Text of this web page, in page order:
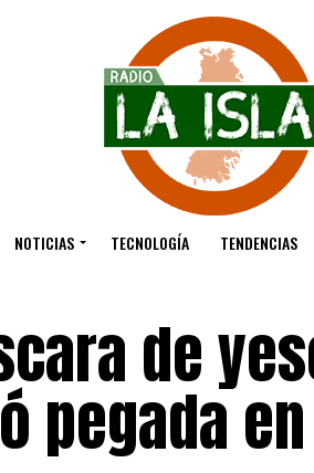
NOTICIAS TECNOLOGÍA TENDENCIAS
de
pegada